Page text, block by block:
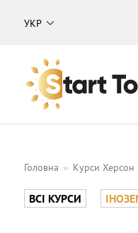
УКР
Головна Курси Херсон
ВСІ КУРСИ